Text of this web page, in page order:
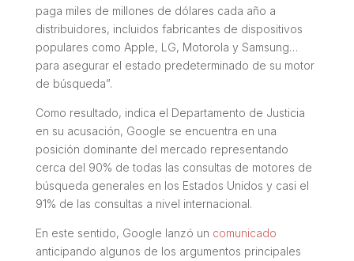
paga miles de millones de dólares cada año a
distribuidores, incluidos fabricantes de dispositivos
populares como Apple, LG, Motorola y Samsung…
para asegurar el estado predeterminado de su motor
de búsqueda”.
Como resultado, indica el Departamento de Justicia
en su acusación, Google se encuentra en una
posición dominante del mercado representando
cerca del 90% de todas las consultas de motores de
búsqueda generales en los Estados Unidos y casi el
91% de las consultas a nivel internacional.
En este sentido, Google lanzó un comunicado
anticipando algunos de los argumentos principales